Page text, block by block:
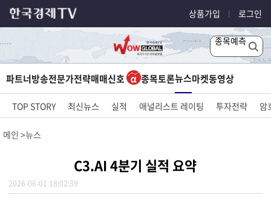
상품가입 로그인
종목예측
파트너방송전문가전략매매신호 종목토론뉴스마켓동영상
TOP STORY 최신뉴스 실적 애널리스트 레이팅 투자전략 암
메인 뉴스
C3.AI 4분기 실적 요약
2026-06-01 18:02:39